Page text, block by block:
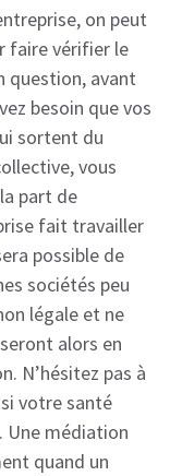
on peut
faire vérifier le
question, avant
besoin que vos
sortent du
vous
part de
fait travailler
possible de
sociétés peu
légale et ne
alors en
N’hésitez pas à
votre santé
Une médiation
quand un